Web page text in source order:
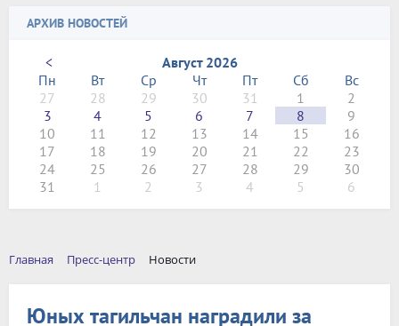
АРХИВ НОВОСТЕЙ
<
Август 2026
Пн
Вт Ср Чт Пт Сб
Вс
27
28 29 30 31 1
2
3
4 5 6 7 8
9
10
11 12 13 14 15
16
17
18 19 20 21 22
23
24
25 26 27 28 29
30
31
1 2 3 4 5 6
Главная Пресс-центр Новости
Юных тагильчан наградили за